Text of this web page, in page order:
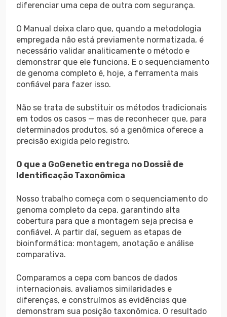
diferenciar uma cepa de outra com segurança.
O Manual deixa claro que, quando a metodologia
empregada não está previamente normatizada, é
necessário validar analiticamente o método e
demonstrar que ele funciona. E o sequenciamento
de genoma completo é, hoje, a ferramenta mais
confiável para fazer isso.
Não se trata de substituir os métodos tradicionais
em todos os casos — mas de reconhecer que, para
determinados produtos, só a genômica oferece a
precisão exigida pelo registro.
O que a GoGenetic entrega no Dossiê de
Identificação Taxonômica
Nosso trabalho começa com o sequenciamento do
genoma completo da cepa, garantindo alta
cobertura para que a montagem seja precisa e
confiável. A partir daí, seguem as etapas de
bioinformática: montagem, anotação e análise
comparativa.
Comparamos a cepa com bancos de dados
internacionais, avaliamos similaridades e
diferenças, e construímos as evidências que
demonstram sua posição taxonômica. O resultado